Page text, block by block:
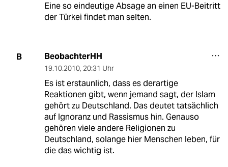
Eine so eindeutige Absage an einen EU-Beitritt
der Türkei findet man selten.
B BeobachterHH
19.10.2010, 20:31 Uhr
Es ist erstaunlich, dass es derartige
Reaktionen gibt, wenn jemand sagt, der Islam
gehört zu Deutschland. Das deutet tatsächlich
auf Ignoranz und Rassismus hin. Genauso
gehören viele andere Religionen zu
Deutschland, solange hier Menschen leben, für
die das wichtig ist.